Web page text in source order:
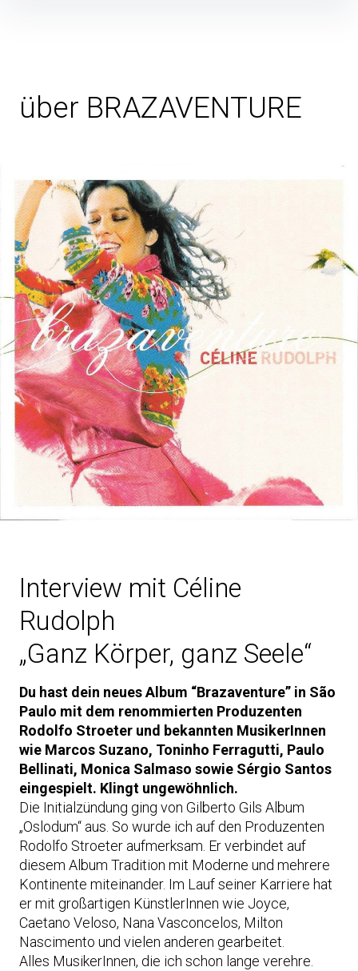
über BRAZAVENTURE
Interview mit Céline
Rudolph
„Ganz Körper, ganz Seele“
Du hast dein neues Album “Brazaventure” in São
Paulo mit dem renommierten Produzenten
Rodolfo Stroeter und bekannten MusikerInnen
wie Marcos Suzano, Toninho Ferragutti, Paulo
Bellinati, Monica Salmaso sowie Sérgio Santos
eingespielt. Klingt ungewöhnlich.
Die Initialzündung ging von Gilberto Gils Album
„Oslodum“ aus. So wurde ich auf den Produzenten
Rodolfo Stroeter aufmerksam. Er verbindet auf
diesem Album Tradition mit Moderne und mehrere
Kontinente miteinander. Im Lauf seiner Karriere hat
er mit großartigen KünstlerInnen wie Joyce,
Caetano Veloso, Nana Vasconcelos, Milton
Nascimento und vielen anderen gearbeitet.
Alles MusikerInnen, die ich schon lange verehre.